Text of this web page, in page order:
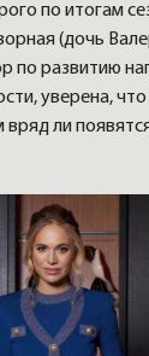
по итогам
(дочь
по развитию
уверена,
ли